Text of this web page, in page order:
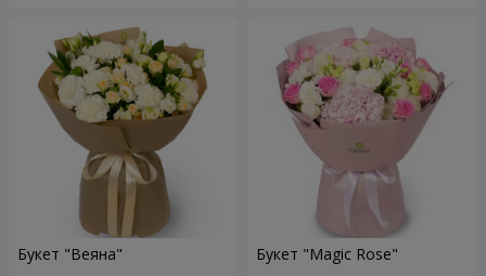
Букет "Веяна" Букет "Magic Rose"